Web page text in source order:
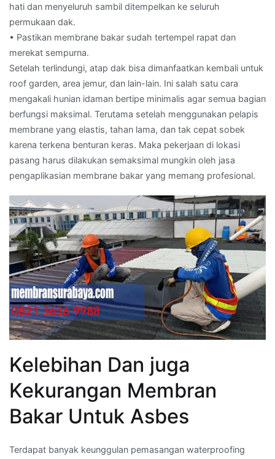
hati dan menyeluruh sambil ditempelkan ke seluruh
permukaan dak.
• Pastikan membrane bakar sudah tertempel rapat dan
merekat sempurna.
Setelah terlindungi, atap dak bisa dimanfaatkan kembali untuk
roof garden, area jemur, dan lain-lain. Ini salah satu cara
mengakali hunian idaman bertipe minimalis agar semua bagian
berfungsi maksimal. Terutama setelah menggunakan pelapis
membrane yang elastis, tahan lama, dan tak cepat sobek
karena terkena benturan keras. Maka pekerjaan di lokasi
pasang harus dilakukan semaksimal mungkin oleh jasa
pengaplikasian membrane bakar yang memang profesional.
Kelebihan Dan juga
Kekurangan Membran
Bakar Untuk Asbes
Terdapat banyak keunggulan pemasangan waterproofing